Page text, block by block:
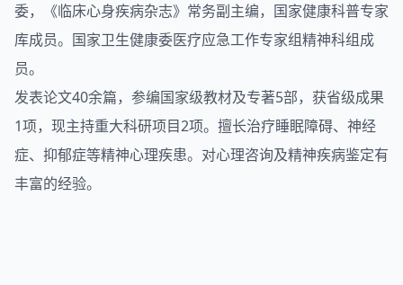
委，《临床心身疾病杂志》常务副主编，国家健康科普专家
库成员。国家卫生健康委医疗应急工作专家组精神科组成
员。
发表论文40余篇，参编国家级教材及专著5部，获省级成果
1项，现主持重大科研项目2项。擅长治疗睡眠障碍、神经
症、抑郁症等精神心理疾患。对心理咨询及精神疾病鉴定有
丰富的经验。